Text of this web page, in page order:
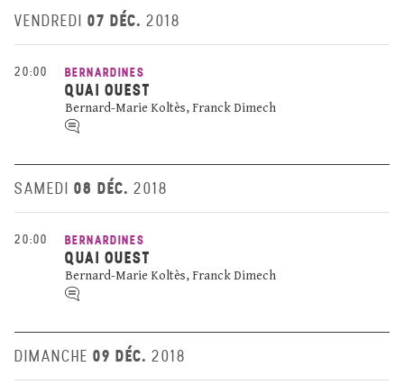
VENDREDI 07 DÉC. 2018
20:00 BERNARDINES
QUAI OUEST
Bernard-Marie Koltès, Franck Dimech
SAMEDI 08 DÉC. 2018
20:00 BERNARDINES
QUAI OUEST
Bernard-Marie Koltès, Franck Dimech
DIMANCHE 09 DÉC. 2018